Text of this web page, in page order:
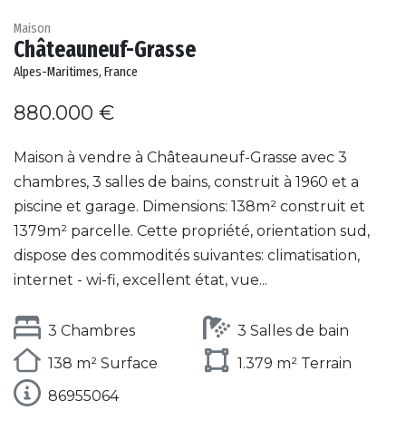
Maison
Châteauneuf-Grasse
Alpes-Maritimes, France
880.000 €
Maison à vendre à Châteauneuf-Grasse avec 3
chambres, 3 salles de bains, construit à 1960 et a
piscine et garage. Dimensions: 138m² construit et
1379m² parcelle. Cette propriété, orientation sud,
dispose des commodités suivantes: climatisation,
internet - wi-fi, excellent état, vue...
3 Chambres
3 Salles de bain
138 m² Surface
1.379 m² Terrain
86955064